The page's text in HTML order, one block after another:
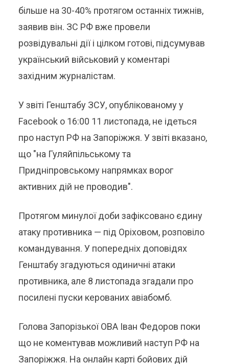
більше на 30-40% протягом останніх тижнів,
заявив він. ЗС РФ вже провели
розвідувальні дії і цілком готові, підсумував
український військовий у коментарі
західним журналістам.
У звіті Генштабу ЗСУ, опублікованому у
Facebook о 16:00 11 листопада, не ідеться
про наступ РФ на Запоріжжя. У звіті вказано,
що "на Гуляйпільському та
Придніпровському напрямках ворог
активних дій не проводив".
Протягом минулої доби зафіксовано єдину
атаку противника — під Оріховом, розповіло
командування. У попередніх доповідях
Генштабу згадуються одиничні атаки
противника, але 8 листопада згадали про
посилені пуски керованих авіабомб.
Голова Запорізької ОВА Іван Федоров поки
що не коментував можливий наступ РФ на
Запоріжжя. На онлайн карті бойових дій